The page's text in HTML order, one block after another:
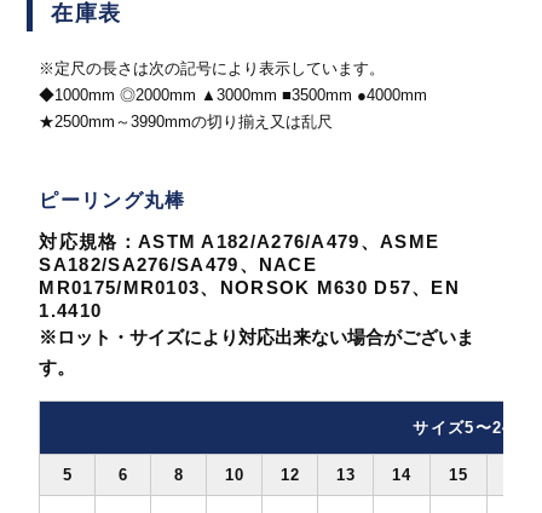
在庫表
※定尺の長さは次の記号により表示しています。
◆1000mm ◎2000mm ▲3000mm ■3500mm ●4000mm
★2500mm～3990mmの切り揃え又は乱尺
ピーリング丸棒
対応規格：ASTM A182/A276/A479、ASME
SA182/SA276/SA479、NACE
MR0175/MR0103、NORSOK M630 D57、EN
1.4410
※ロット・サイズにより対応出来ない場合がございま
す。
サイズ5〜24
5 6 8 10 12 13 14 15